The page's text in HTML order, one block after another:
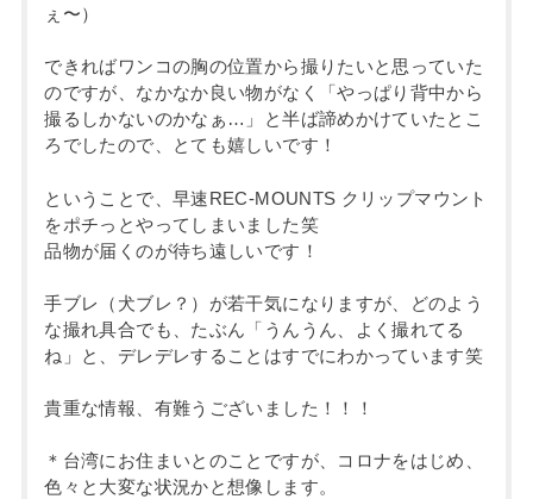
ぇ〜）
できればワンコの胸の位置から撮りたいと思っていた
のですが、なかなか良い物がなく「やっぱり背中から
撮るしかないのかなぁ…」と半ば諦めかけていたとこ
ろでしたので、とても嬉しいです！
ということで、早速REC-MOUNTS クリップマウント
をポチっとやってしまいました笑
品物が届くのが待ち遠しいです！
手ブレ（犬ブレ？）が若干気になりますが、どのよう
な撮れ具合でも、たぶん「うんうん、よく撮れてる
ね」と、デレデレすることはすでにわかっています笑
貴重な情報、有難うございました！！！
＊台湾にお住まいとのことですが、コロナをはじめ、
色々と大変な状況かと想像します。